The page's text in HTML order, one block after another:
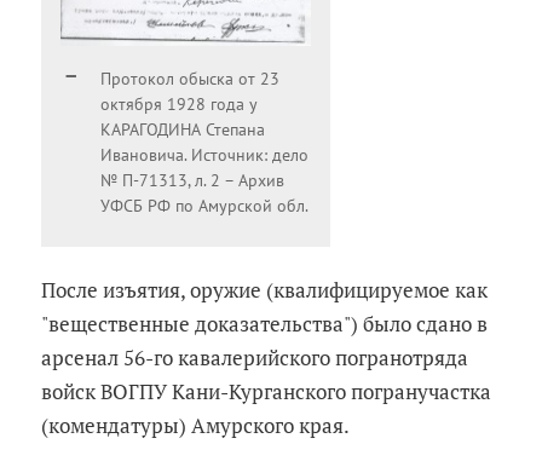
Протокол обыска от 23
октября 1928 года у
КАРАГОДИНА Степана
Ивановича. Источник: дело
№ П-71313, л. 2 – Архив
УФСБ РФ по Амурской обл.
После изъятия, оружие (квалифицируемое как
"вещественные доказательства") было сдано в
арсенал 56-го кавалерийского погранотряда
войск ВОГПУ Кани-Курганского погранучастка
(комендатуры) Амурского края.